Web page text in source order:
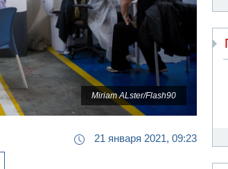
Miriam ALster/Flash90
21 января 2021, 09:23